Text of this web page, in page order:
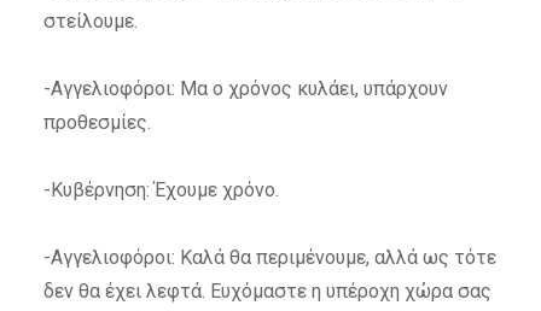
στείλουμε.
-Αγγελιοφόροι: Μα ο χρόνος κυλάει, υπάρχουν
προθεσμίες.
-Κυβέρνηση: Έχουμε χρόνο.
-Αγγελιοφόροι: Καλά θα περιμένουμε, αλλά ως τότε
δεν θα έχει λεφτά. Ευχόμαστε η υπέροχη χώρα σας